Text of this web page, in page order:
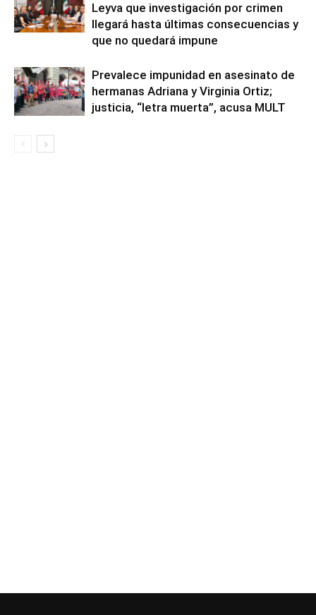
Leyva que investigación por crimen
llegará hasta últimas consecuencias y
que no quedará impune
Prevalece impunidad en asesinato de
hermanas Adriana y Virginia Ortiz;
justicia, “letra muerta”, acusa MULT